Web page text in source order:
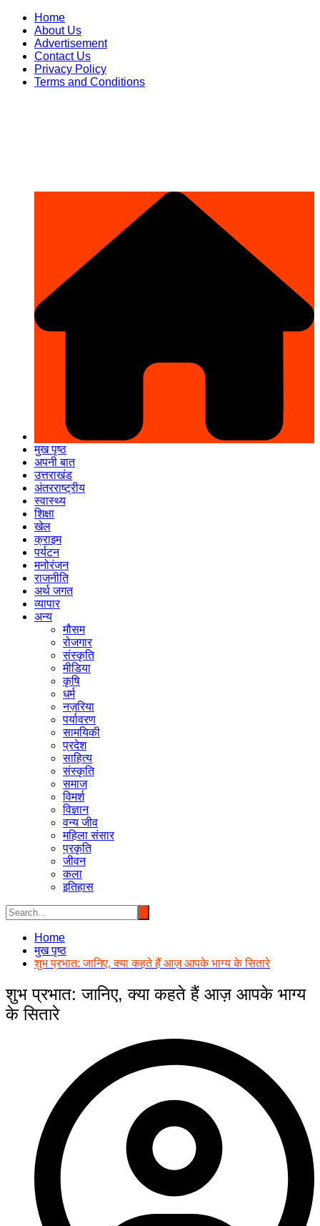
Skip
content
Home
About Us
Advertisement
Contact Us
Privacy Policy
Terms and Conditions
मुख पृष्ठ
अपनी बात
उत्तराखंड
अंतरराष्ट्रीय
स्वास्थ्य
शिक्षा
खेल
क्राइम
पर्यटन
मनोरंजन
राजनीति
अर्थ जगत
व्यापार
अन्य
मौसम
रोजगार
संस्कृति
मीडिया
कृषि
धर्म
नज़रिया
पर्यावरण
सामयिकी
प्रदेश
साहित्य
संस्कृति
समाज
विमर्श
विज्ञान
वन्य जीव
महिला संसार
प्रकृति
जीवन
कला
इतिहास
Home
मुख पृष्ठ
शुभ प्रभात: जानिए, क्या कहते हैं आज़ आपके भाग्य के सितारे
शुभ प्रभात: जानिए, क्या कहते हैं आज़ आपके भाग्य
के सितारे